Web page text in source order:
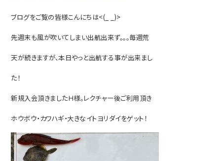
ブログをご覧の皆様こんにちは<(_ _)>
先週末も風が吹いてしまい出航出来ず。。。毎週荒
天が続きますが、本日やっと出航する事が出来まし
た！
新規入会頂きましたＨ様。レクチャー後ご利用頂き
ホウボウ・カワハギ・大きなイトヨリダイをゲット！